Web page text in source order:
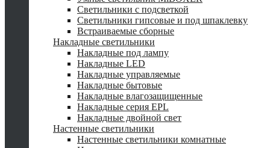
Светильники с подсветкой
Светильники гипсовые и под шпаклевку
Встраиваемые сборные
Накладные светильники
Накладные под лампу
Накладные LED
Накладные управляемые
Накладные бытовые
Накладные влагозащищенные
Накладные серия EPL
Накладные двойной свет
Настенные светильники
Настенные светильники комнатные